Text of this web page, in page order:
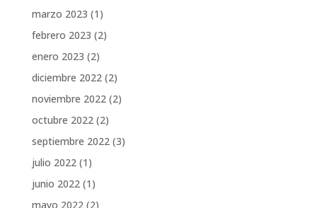
marzo 2023 (1)
febrero 2023 (2)
enero 2023 (2)
diciembre 2022(2)
noviembre 2022(2)
octubre 2022(2)
septiembre 2022(3)
julio 2022(1)
junio 2022(1)
mayo 2022(2)